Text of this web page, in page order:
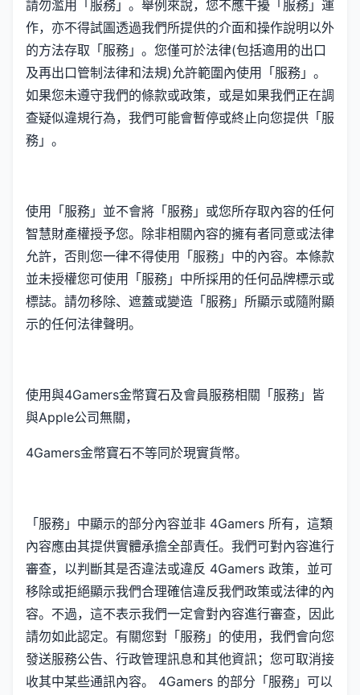
請勿濫用「服務」。舉例來說，您不應干擾「服務」運
作，亦不得試圖透過我們所提供的介面和操作說明以外
的方法存取「服務」。您僅可於法律(包括適用的出口
及再出口管制法律和法規)允許範圍內使用「服務」。
如果您未遵守我們的條款或政策，或是如果我們正在調
查疑似違規行為，我們可能會暫停或終止向您提供「服
務」。
使用「服務」並不會將「服務」或您所存取內容的任何
智慧財產權授予您。除非相關內容的擁有者同意或法律
允許，否則您一律不得使用「服務」中的內容。本條款
並未授權您可使用「服務」中所採用的任何品牌標示或
標誌。請勿移除、遮蓋或變造「服務」所顯示或隨附顯
示的任何法律聲明。
使用與4Gamers金幣寶石及會員服務相關「服務」皆
與Apple公司無關，
4Gamers金幣寶石不等同於現實貨幣。
「服務」中顯示的部分內容並非 4Gamers 所有，這類
內容應由其提供實體承擔全部責任。我們可對內容進行
審查，以判斷其是否違法或違反 4Gamers 政策，並可
移除或拒絕顯示我們合理確信違反我們政策或法律的內
容。不過，這不表示我們一定會對內容進行審查，因此
請勿如此認定。有關您對「服務」的使用，我們會向您
發送服務公告、行政管理訊息和其他資訊；您可取消接
收其中某些通訊內容。 4Gamers 的部分「服務」可以